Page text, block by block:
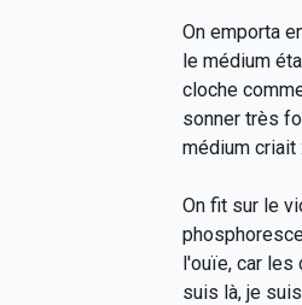
On emporta
le médium
cloche
sonner très
médium criait
On fit sur le
l'ouïe, car les
suis là, je